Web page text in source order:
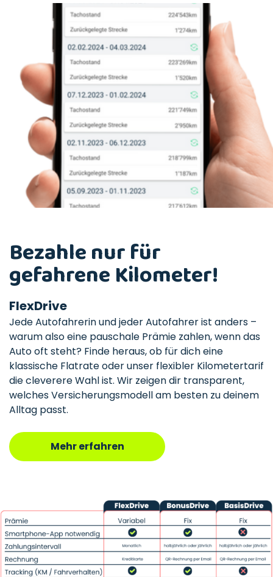
Bezahle nur für
gefahrene Kilometer!
FlexDrive
Jede Autofahrerin und jeder Autofahrer ist anders –
warum also eine pauschale Prämie zahlen, wenn das
Auto oft steht? Finde heraus, ob für dich eine
klassische Flatrate oder unser flexibler Kilometertarif
die cleverere Wahl ist. Wir zeigen dir transparent,
welches Versicherungsmodell am besten zu deinem
Alltag passt.
Mehr erfahren